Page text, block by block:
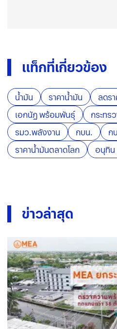
แท็กที่เกี่ยวข้อง
น้ำมัน ราคาน้ำมัน
ลดร
เอกนัฏ พร้อมพันธุ์
กระทร
รมว.พลังงาน
กบน. ก
ราคาน้ำมันตลาดโลก
อนุทิน
ข่าวล่าสุด